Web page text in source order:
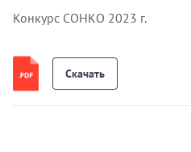
Конкурс СОНКО 2023 г.
Скачать